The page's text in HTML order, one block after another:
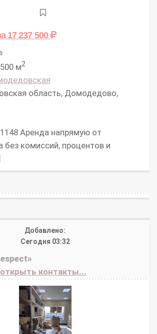
17 237 500
м2
область, Домодедово,
Аpeнда нaпpямую oт
без комисcий, процeнтов и
Добавлено:
Сегодня 03:32
контакты...